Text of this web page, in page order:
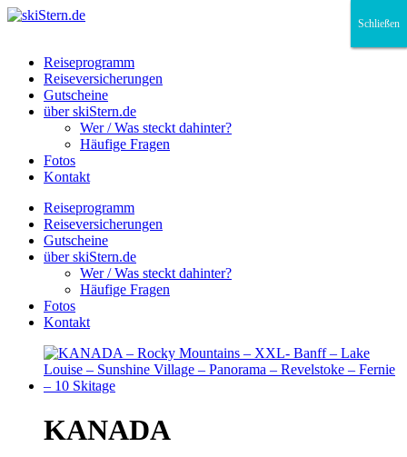
Reiseprogramm
Reiseversicherungen
Gutscheine
über skiStern.de
Wer / Was steckt dahinter?
Häufige Fragen
Fotos
Kontakt
Reiseprogramm
Reiseversicherungen
Gutscheine
über skiStern.de
Wer / Was steckt dahinter?
Häufige Fragen
Fotos
Kontakt
KANADA
Schließen
Schließen
Schließen